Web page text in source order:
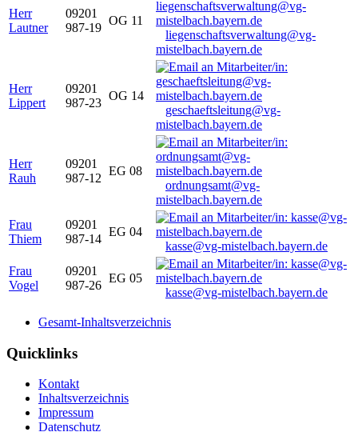
Herr
Lautner
09201
987-19
OG 11
liegenschaftsverwaltung@vg-
mistelbach.bayern.de
Herr
Lippert
09201
987-23
OG 14
geschaeftsleitung@vg-
mistelbach.bayern.de
Herr
Rauh
09201
987-12
EG 08
ordnungsamt@vg-
mistelbach.bayern.de
Frau
Thiem
09201
987-14
EG 04
kasse@vg-mistelbach.bayern.de
Frau
Vogel
09201
987-26
EG 05
kasse@vg-mistelbach.bayern.de
Gesamt-Inhaltsverzeichnis
Quicklinks
Kontakt
Inhaltsverzeichnis
Impressum
Datenschutz